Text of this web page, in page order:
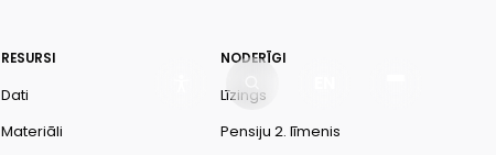
RESURSI
Dati
Materiāli
NODERĪGI
Līzings
Pensiju 2. līmenis